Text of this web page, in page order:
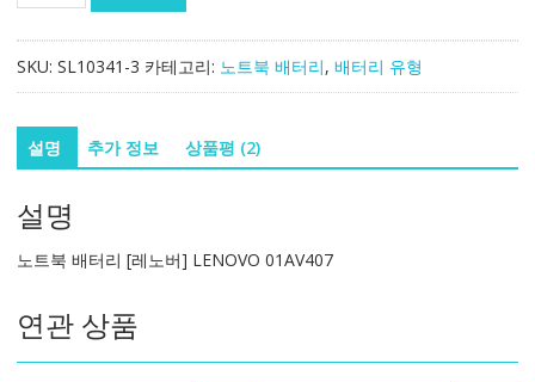
터
[레
노
LENOVO
01AV407
수
SKU: SL10341-3 카테고리: 노트북 배터리, 배터리 유형
설명 추가 정보 상품평 (2)
설명
노트북 배터리 [레노버] LENOVO 01AV407
연관 상품